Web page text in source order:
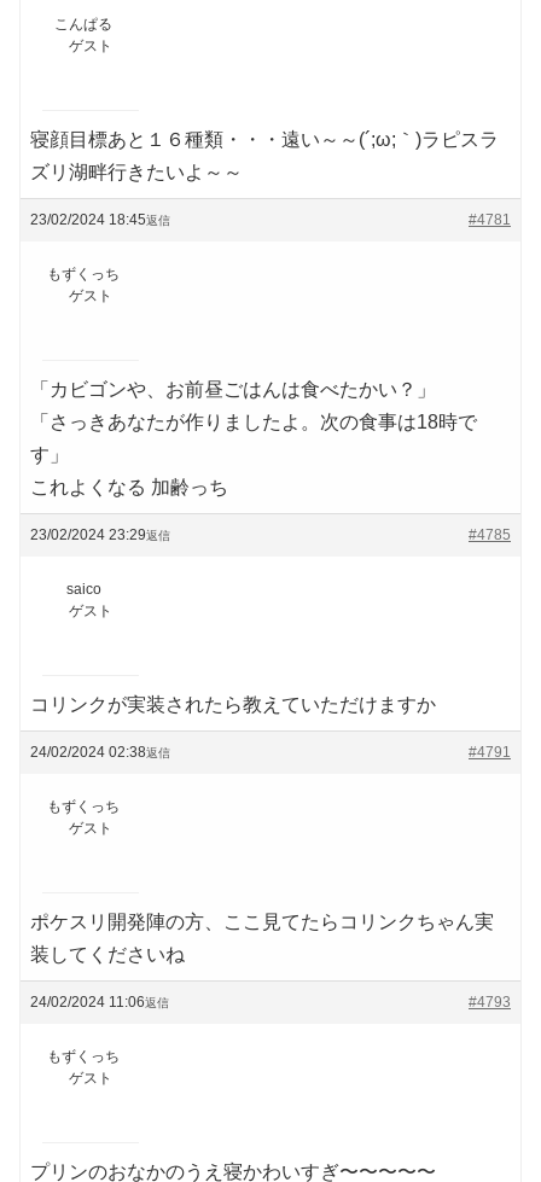
こんぱる
ゲスト
寝顔目標あと１６種類・・・遠い～～(´;ω;｀)ラピスラ
ズリ湖畔行きたいよ～～
23/02/2024 18:45 #4781
返信
もずくっち
ゲスト
「カビゴンや、お前昼ごはんは食べたかい？」
「さっきあなたが作りましたよ。次の食事は18時で
す」
これよくなる 加齢っち
23/02/2024 23:29 #4785
返信
saico
ゲスト
コリンクが実装されたら教えていただけますか
24/02/2024 02:38 #4791
返信
もずくっち
ゲスト
ポケスリ開発陣の方、ここ見てたらコリンクちゃん実
装してくださいね
24/02/2024 11:06 #4793
返信
もずくっち
ゲスト
プリンのおなかのうえ寝かわいすぎ〜〜〜〜〜